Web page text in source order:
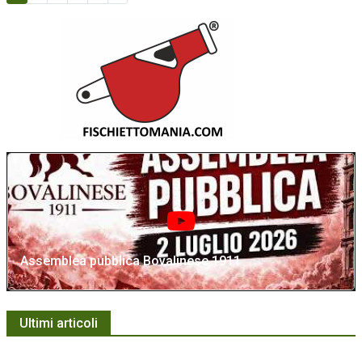
Assemblea pubblica Bovalinese 1911
Ultimi articoli